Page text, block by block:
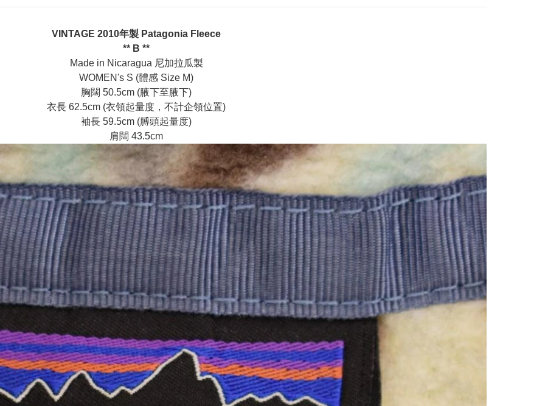
VINTAGE 2010年製 Patagonia Fleece
** B **
Made in Nicaragua 尼加拉瓜製
WOMEN's S (體感 Size M)
胸闊 50.5cm (腋下至腋下)
衣長 62.5cm (衣領起量度，不計企領位置)
袖長 59.5cm (膊頭起量度)
肩闊 43.5cm